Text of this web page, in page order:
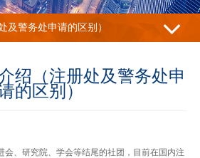
及警务处申请的区别）
绍（注册处及警务处申
的区别）
会、研究院、学会等结尾的社团，目前在国内注